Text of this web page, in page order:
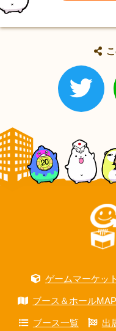
ゲームマーケッ
ブース＆ホールMAP
ブース一覧 出